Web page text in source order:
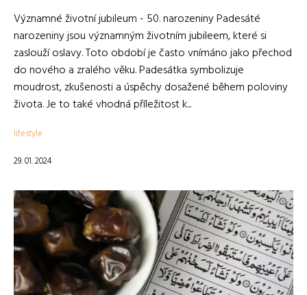
Významné životní jubileum - 50. narozeniny Padesáté
narozeniny jsou významným životním jubileem, které si
zaslouží oslavy. Toto období je často vnímáno jako přechod
do nového a zralého věku. Padesátka symbolizuje
moudrost, zkušenosti a úspěchy dosažené během poloviny
života. Je to také vhodná příležitost k...
lifestyle
29. 01. 2024